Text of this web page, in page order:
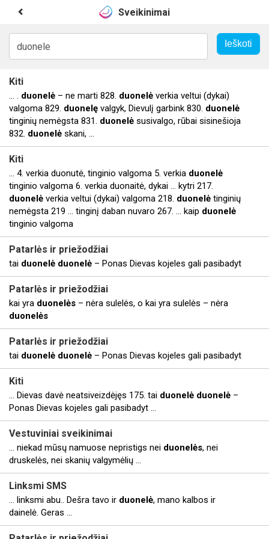
Sveikinimai
Kiti
... . duonelė – ne marti 828. duonelė verkia veltui (dykai)
valgoma 829. duonelę valgyk, Dievulį garbink 830. duonelė
tinginių nemėgsta 831. duonelė susivalgo, rūbai sisinešioja
832. duonelė skani, ...
Kiti
... 4. verkia duonutė, tinginio valgoma 5. verkia duonelė
tinginio valgoma 6. verkia duonaitė, dykai ... kytri 217.
duonelė verkia veltui (dykai) valgoma 218. duonelė tinginių
nemėgsta 219 ... tinginį daban nuvaro 267. … kaip duonelė
tinginio valgoma
Patarlės ir priežodžiai
tai duonelė duonelė – Ponas Dievas kojeles gali pasibadyt
Patarlės ir priežodžiai
kai yra duonelės – nėra sulelės, o kai yra sulelės – nėra
duonelės
Patarlės ir priežodžiai
tai duonelė duonelė – Ponas Dievas kojeles gali pasibadyt
Kiti
... Dievas davė neatsiveizdėjęs 175. tai duonelė duonelė –
Ponas Dievas kojeles gali pasibadyt ...
Vestuviniai sveikinimai
... niekad mūsų namuose nepristigs nei duonelės, nei
druskelės, nei skanių valgymėlių ...
Linksmi SMS
... linksmi abu.. Dešra tavo ir duonelė, mano kalbos ir
dainelė. Geras ...